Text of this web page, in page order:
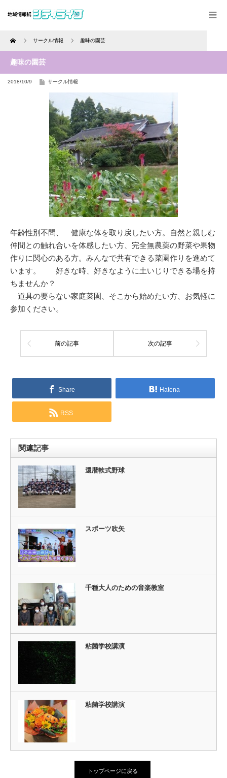
Home サークル情報 趣味の園芸
趣味の園芸
2018/10/9 サークル情報
年齢性別不問、 健康な体を取り戻したい方。自然と親しむ
仲間との触れ合いを体感したい方、完全無農薬の野菜や果物
作りに関心のある方。みんなで共有できる菜園作りを進めて
います。 好きな時、好きなように土いじりできる場を持
ちませんか？
道具の要らない家庭菜園、そこから始めたい方、お気軽に
参加ください。
前の記事 次の記事
Share Hatena
RSS
関連記事
還暦軟式野球
スポーツ吹矢
千種大人のための音楽教室
粘菌学校講演
粘菌学校講演
トップページに戻る